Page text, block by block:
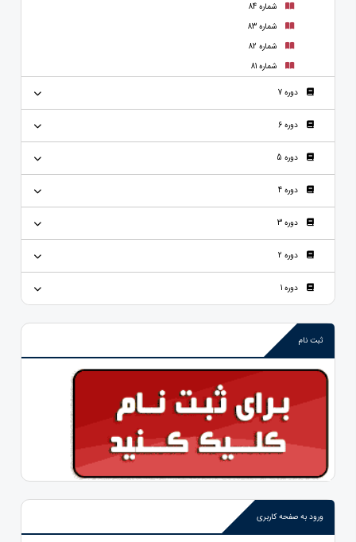
شماره 84
شماره 83
شماره 82
شماره 81
دوره 7
دوره 6
دوره 5
دوره 4
دوره 3
دوره 2
دوره 1
ثبت نام
ورود به صفحه کاربری